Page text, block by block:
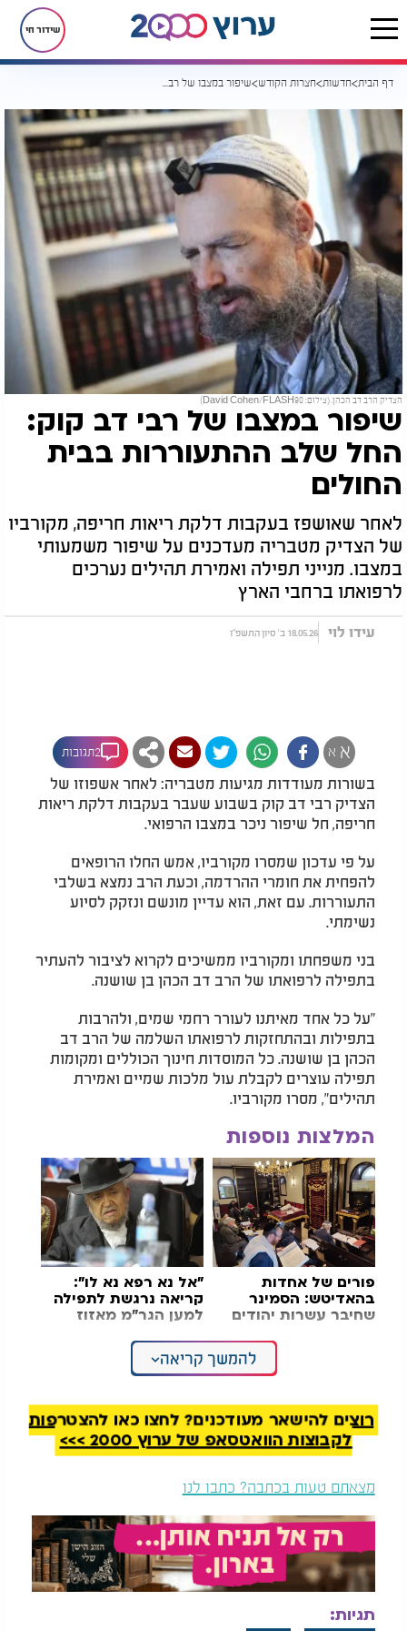
שידור חי
דף הבית חדשות חצרות הקודש שיפור במצבו של רבי דב קוק: החל שלב ההתעוררות בבית החולים
הצדיק הרב דב הכהן. (צילום: David Cohen/FLASH90)
שיפור במצבו של רבי דב קוק:
החל שלב ההתעוררות בבית
החולים
לאחר שאושפז בעקבות דלקת ריאות חריפה, מקורביו
של הצדיק מטבריה מעדכנים על שיפור משמעותי
במצבו. מנייני תפילה ואמירת תהילים נערכים
לרפואתו ברחבי הארץ
עידו לוי 18.05.26 ב' סיון התשפ"ו
א א 2תגובות
בשורות מעודדות מגיעות מטבריה: לאחר אשפוזו של
הצדיק רבי דב קוק בשבוע שעבר בעקבות דלקת ריאות
חריפה, חל שיפור ניכר במצבו הרפואי.
על פי עדכון שמסרו מקורביו, אמש החלו הרופאים
להפחית את חומרי ההרדמה, וכעת הרב נמצא בשלבי
התעוררות. עם זאת, הוא עדיין מונשם ונזקק לסיוע
נשימתי.
בני משפחתו ומקורביו ממשיכים לקרוא לציבור להעתיר
בתפילה לרפואתו של הרב דב הכהן בן שושנה.
"על כל אחד מאיתנו לעורר רחמי שמים, ולהרבות
בתפילות ובהתחזקות לרפואתו השלמה של הרב דב
הכהן בן שושנה. כל המוסדות חינוך הכוללים ומקומות
תפילה עוצרים לקבלת עול מלכות שמיים ואמירת
תהילים", מסרו מקורביו.
המלצות נוספות
פורים של אחדות
בהאדיטש: הסמינר
שחיבר עשרות יהודים
"אל נא רפא נא לו":
קריאה נרגשת לתפילה
למען הגר"מ מאזוז
במקביל, נערכה בבית החולים פוריה בטבריה תפילה
מיוחדת סמוך לחדרו של הרב. מניין מצומצם ממקורביו
הסליחות.
את התפילה הוביל הרב יקותיאל אוהב ציון, שנחשב
משמעות התפילה והקשר המיוחד שלה לדרכו של הרב.
"הרב קוק, הוסיף בתפלה זו תוספת מרובה על העיקר,
והכל על פי סדר הדורות ותמצות העובדות שיש בהם כח
עליון להזכיר ענינים של סנגוריא בעבור ישראל", אמר.
עוד הוסיף: "תפלה זו היא בבחי' מה שאמרו חז"ל "יפה
להמשך קריאה
רוצים להישאר מעודכנים? לחצו כאן להצטרפות
לקבוצות הוואטסאפ של ערוץ 2000 >>>
מצאתם טעות בכתבה? כתבו לנו
תגיות: